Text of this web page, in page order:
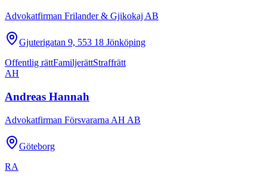
Advokatfirman Frilander & Gjikokaj AB
Gjuterigatan 9, 553 18 Jönköping
Offentlig rättFamiljerättStraffrätt
AH
Andreas Hannah
Advokatfirman Försvararna AH AB
Göteborg
RA